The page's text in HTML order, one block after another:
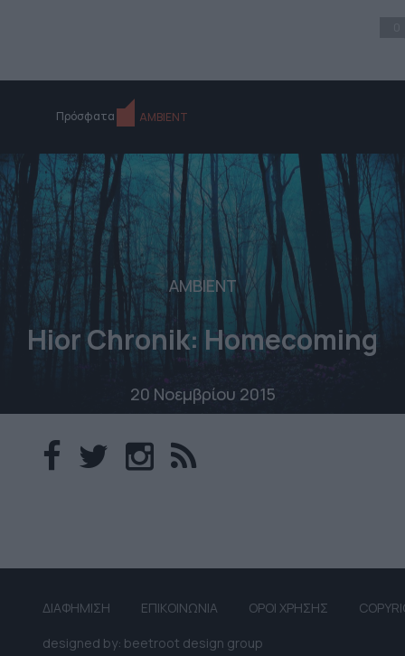
Πρόσφατα AMBIENT
AMBIENT
Hior Chronik: Homecoming
20 Νοεμβρίου 2015
ΔΙΑΦΗΜΙΣΗ ΕΠΙΚΟΙΝΩΝΙΑ ΟΡΟΙ ΧΡΗΣΗΣ
designed by: beetroot design group